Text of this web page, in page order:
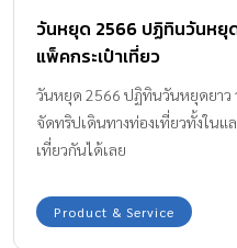
วันหยุด 2566 ปฏิทินวันหยุ
แพ็คกระเป๋าเที่ยว
วันหยุด 2566 ปฏิทินวันหยุดยาว
จัดทริปเดินทางท่องเที่ยวทั้งในแ
เที่ยวกันได้เลย
Product & Service